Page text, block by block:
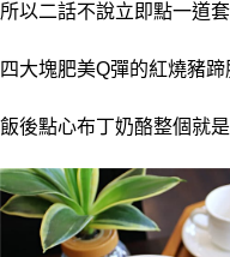
所以二話不說立即點一道
四大塊肥美Q彈的紅燒豬
飯後點心布丁奶酪整個就